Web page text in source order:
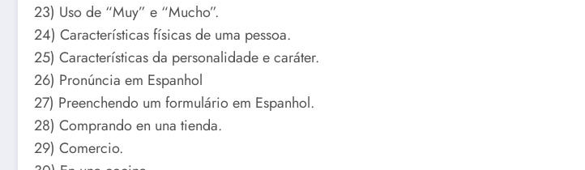
23) Uso de “Muy” e “Mucho”.
24) Características físicas de uma pessoa.
25) Características da personalidade e caráter.
26) Pronúncia em Espanhol
27) Preenchendo um formulário em Espanhol.
28) Comprando en una tienda.
29) Comercio.